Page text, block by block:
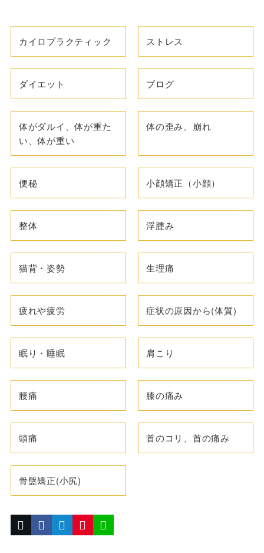
カイロプラクティック ストレス
ダイエット ブログ
体がダルイ、体が重た
い、体が重い
体の歪み、崩れ
便秘 小顔矯正（小顔）
整体 浮腫み
猫背・姿勢 生理痛
疲れや疲労 症状の原因から(体質)
眠り・睡眠 肩こり
腰痛 膝の痛み
頭痛 首のコリ、首の痛み
骨盤矯正(小尻)